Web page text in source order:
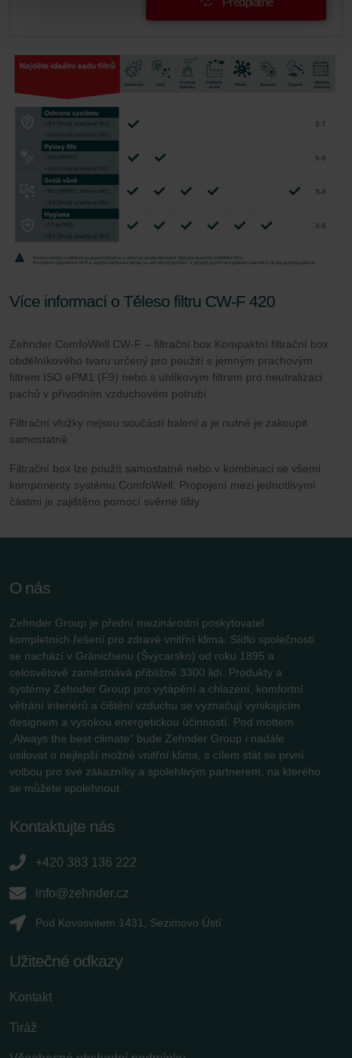
Limitet Şirketi: Web Sitesi Çerezleri
Zehnder Group Schweiz AG: Datenschutz
Zehnder Polska Sp. z o.o.: Oświadczenie o ochronie
danych Zehnder
Zehnder Group UK Limited: Privacy Policy
Více informací o Těleso filtru CW-F 420
Zehnder ComfoWell CW-F – filtrační box Kompaktní filtrační box
obdélníkového tvaru určený pro použití s jemným prachovým
filtrem ISO ePM1 (F9) nebo s uhlíkovým filtrem pro neutralizaci
pachů v přívodním vzduchovém potrubí.
Filtrační vložky nejsou součástí balení a je nutné je zakoupit
samostatně.
Filtrační box lze použít samostatně nebo v kombinaci se všemi
komponenty systému ComfoWell. Propojení mezi jednotlivými
částmi je zajištěno pomocí svěrné lišty.
O nás
Zehnder Group je přední mezinárodní poskytovatel
kompletních řešení pro zdravé vnitřní klima. Sídlo společnosti
se nachází v Gränichenu (Švýcarsko) od roku 1895 a
celosvětově zaměstnává přibližně 3300 lidí. Produkty a
systémy Zehnder Group pro vytápění a chlazení, komfortní
větrání interiérů a čištění vzduchu se vyznačují vynikajícím
designem a vysokou energetickou účinností. Pod mottem
„Always the best climate“ bude Zehnder Group i nadále
usilovat o nejlepší možné vnitřní klima, s cílem stát se první
volbou pro své zákazníky a spolehlivým partnerem, na kterého
se můžete spolehnout.
Kontaktujte nás
+420 383 136 222
info@zehnder.cz
Pod Kovosvitem 1431, Sezimovo Ústí
Užitečné odkazy
Kontakt
Tiráž